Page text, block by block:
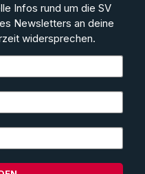
Infos rund um die SV
Newsletters an deine
widersprechen.